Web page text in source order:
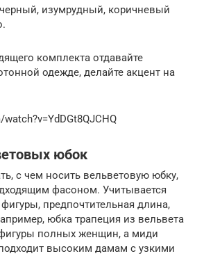
изумрудный, коричневый
комплекта отдавайте
одежде, делайте акцент на
юбок
с чем носить вельветовую юбку,
фасоном. Учитывается
предпочтительная длина,
юбка трапеция из вельвета
полных женщин, а миди
высоким дамам с узкими